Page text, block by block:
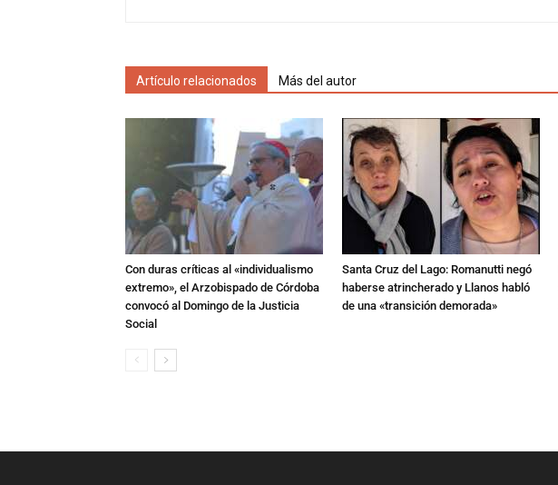
Artículo relacionados Más del autor
Con duras críticas al «individualismo
extremo», el Arzobispado de Córdoba
convocó al Domingo de la Justicia
Social
Santa Cruz del Lago: Romanutti negó
haberse atrincherado y Llanos habló
de una «transición demorada»